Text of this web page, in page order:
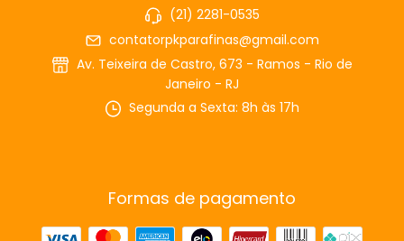
(21) 2281-0535
contatorpkparafinas@gmail.com
Av. Teixeira de Castro, 673 - Ramos - Rio de
Janeiro - RJ
Segunda a Sexta: 8h às 17h
Formas de pagamento